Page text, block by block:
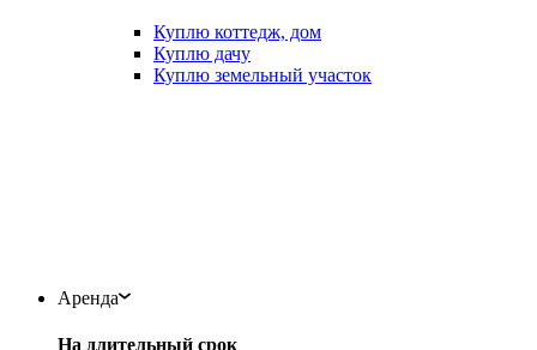
Куплю коттедж, дом
Куплю дачу
Куплю земельный участок
Аренда
На длительный срок